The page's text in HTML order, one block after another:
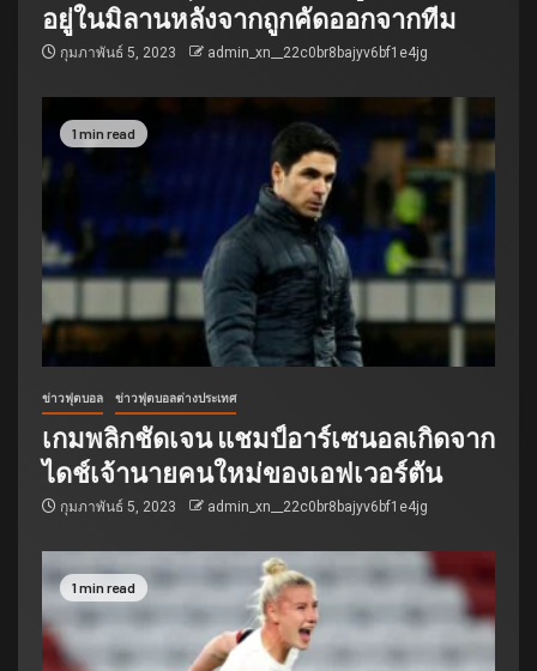
อยู่ในมิลานหลังจากถูกคัดออกจากทีม
กุมภาพันธ์ 5, 2023 admin_xn__22c0br8bajyv6bf1e4jg
1 min read
ข่าวฟุตบอล ข่าวฟุตบอลต่างประเทศ
เกมพลิกชัดเจน แชมป์อาร์เซนอลเกิดจาก
ไดช์เจ้านายคนใหม่ของเอฟเวอร์ตัน
กุมภาพันธ์ 5, 2023 admin_xn__22c0br8bajyv6bf1e4jg
1 min read